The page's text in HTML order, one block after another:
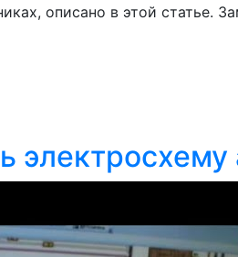
описано в этой статье.